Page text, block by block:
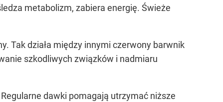
metabolizm, zabiera energię. Świeże
Tak działa między innymi czerwony barwnik
szkodliwych związków i nadmiaru
dawki pomagają utrzymać niższe